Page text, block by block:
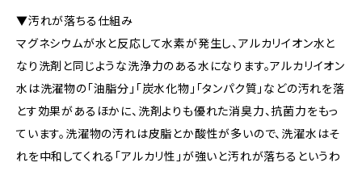
▼汚れが落ちる仕組み
マグネシウムが水と反応して水素が発生し、アルカリイオン水と
なり洗剤と同じような洗浄力のある水になります。アルカリイオン
水は洗濯物の「油脂分」「炭水化物」「タンパク質」などの汚れを落
とす効果があるほかに、洗剤よりも優れた消臭力、抗菌力をもっ
ています。洗濯物の汚れは皮脂とか酸性が多いので、洗濯水はそ
れを中和してくれる「アルカリ性」が強いと汚れが落ちるというわ